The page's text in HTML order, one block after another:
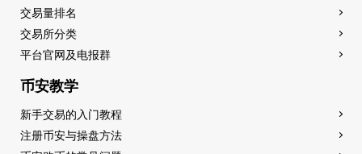
交易量排名
交易所分类
平台官网及电报群
币安教学
新手交易的入门教程
注册币安与操盘方法